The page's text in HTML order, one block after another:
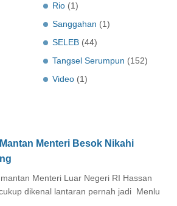
Rio (1)
Sanggahan (1)
SELEB (44)
Tangsel Serumpun (152)
Video (1)
Menteri Besok Nikahi
Menteri Luar Negeri RI Hassan
dikenal lantaran pernah jadi Menlu